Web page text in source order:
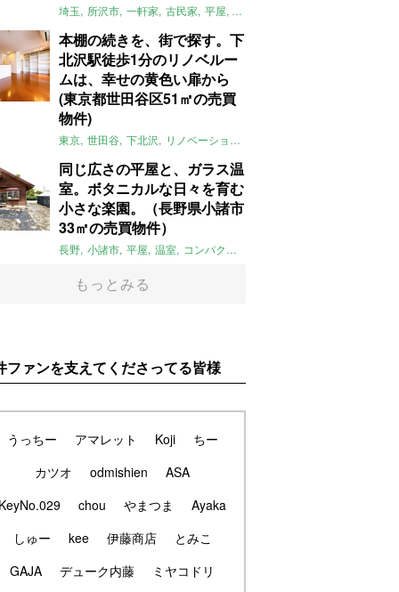
埼玉 所沢市 一軒家 古民家 平屋 庭
本棚の続きを、街で探す。下
北沢駅徒歩1分のリノベルー
ムは、幸せの黄色い扉から
(東京都世田谷区51㎡の売買
物件)
東京 世田谷 下北沢 リノベーション
同じ広さの平屋と、ガラス温
室。ボタニカルな日々を育む
小さな楽園。（長野県小諸市
33㎡の売買物件）
長野 小諸市 平屋 温室 コンパクト
もっとみる
ファンを支えてくださってる皆様
うっちー アマレット Koji
ちー
カツオ
odmishien
ASA
chou やまつま
Ayaka
しゅー
kee 伊藤商店
とみこ
GAJA
デューク内藤 ミヤコドリ